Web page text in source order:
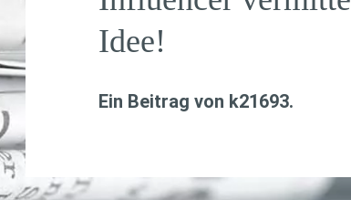
Idee!
Ein Beitrag von k21693.